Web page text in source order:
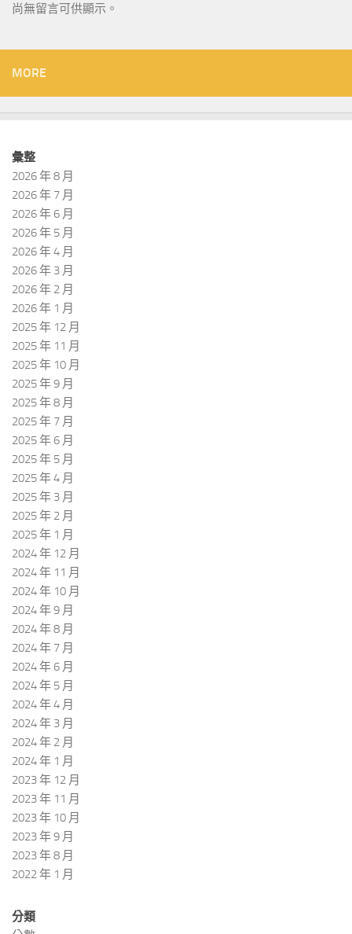
尚無留言可供顯示。
MORE
彙整
2026 年 8 月
2026 年 7 月
2026 年 6 月
2026 年 5 月
2026 年 4 月
2026 年 3 月
2026 年 2 月
2026 年 1 月
2025 年 12 月
2025 年 11 月
2025 年 10 月
2025 年 9 月
2025 年 8 月
2025 年 7 月
2025 年 6 月
2025 年 5 月
2025 年 4 月
2025 年 3 月
2025 年 2 月
2025 年 1 月
2024 年 12 月
2024 年 11 月
2024 年 10 月
2024 年 9 月
2024 年 8 月
2024 年 7 月
2024 年 6 月
2024 年 5 月
2024 年 4 月
2024 年 3 月
2024 年 2 月
2024 年 1 月
2023 年 12 月
2023 年 11 月
2023 年 10 月
2023 年 9 月
2023 年 8 月
2022 年 1 月
分類